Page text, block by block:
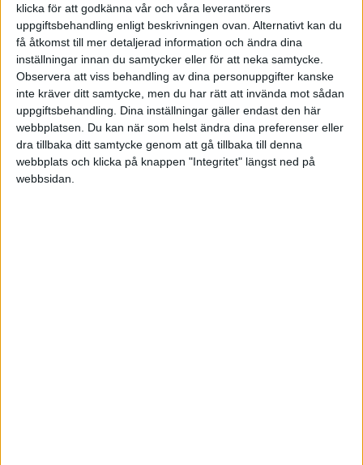
klicka för att godkänna vår och våra leverantörers
uppgiftsbehandling enligt beskrivningen ovan. Alternativt kan du
få åtkomst till mer detaljerad information och ändra dina
inställningar innan du samtycker eller för att neka samtycke.
Observera att viss behandling av dina personuppgifter kanske
inte kräver ditt samtycke, men du har rätt att invända mot sådan
uppgiftsbehandling. Dina inställningar gäller endast den här
webbplatsen. Du kan när som helst ändra dina preferenser eller
dra tillbaka ditt samtycke genom att gå tillbaka till denna
webbplats och klicka på knappen "Integritet" längst ned på
webbsidan.
empati en stor inverkan, visar undersökningen.
Medarbetare som känner att chefen är empatisk är
mer engagerade i sitt arbete.
Dessutom tycks ledarens empati spela en stor roll
om man vill försäkra sig om att kompetenta
medarbetare ska vilja stanna i företaget. Studien
visar till exempel att färgade kvinnor är betydligt
mindre benägna att vilja lämna ett företag om de